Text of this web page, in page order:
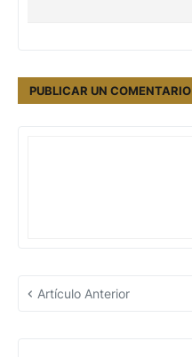
PUBLICAR UN COMENTARIO
Artículo Anterior